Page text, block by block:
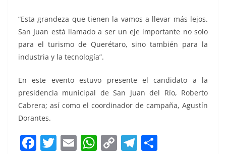
“Esta grandeza que tienen la vamos a llevar más lejos.
San Juan está llamado a ser un eje importante no solo
para el turismo de Querétaro, sino también para la
industria y la tecnología”.
En este evento estuvo presente el candidato a la
presidencia municipal de San Juan del Río, Roberto
Cabrera; así como el coordinador de campaña, Agustín
Dorantes.
F T E W C T